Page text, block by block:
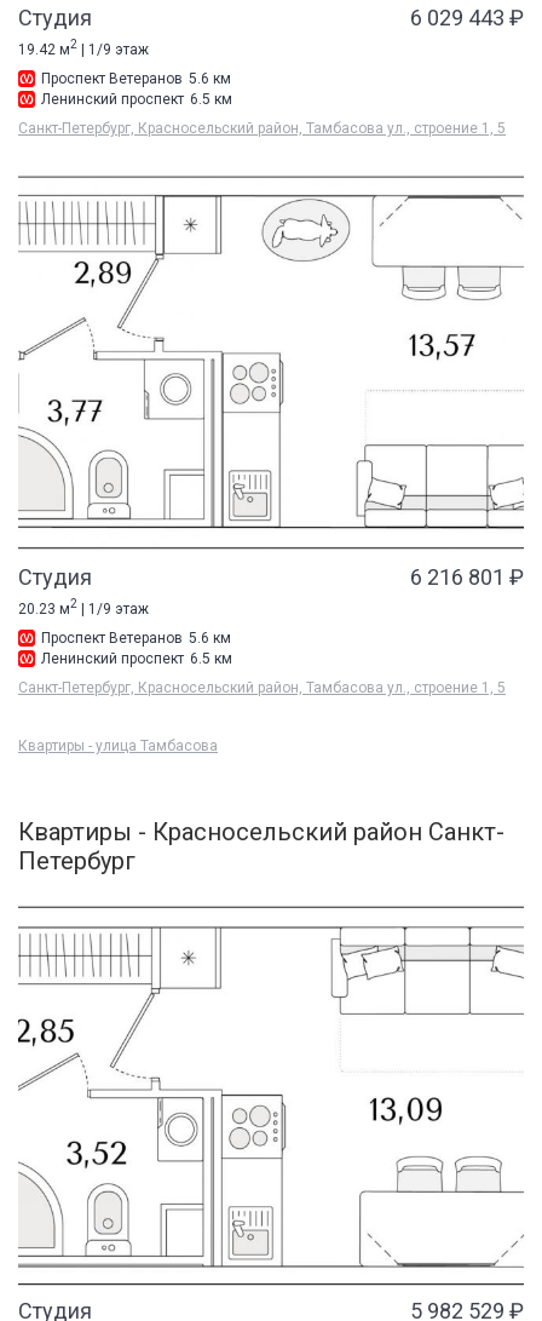
Студия 6 029 443 ₽
19.42 м2 | 1/9 этаж
Проспект Ветеранов 5.6 км
Ленинский проспект 6.5 км
Санкт-Петербург, Красносельский район, Тамбасова ул., строение 1, 5
Студия 6 216 801 ₽
20.23 м2
| 1/9 этаж
Проспект Ветеранов 5.6 км
Ленинский проспект 6.5 км
Санкт-Петербург, Красносельский район, Тамбасова ул., строение 1, 5
Квартиры - улица Тамбасова
Квартиры - Красносельский район Санкт-
Петербург
Студия 5 982 529 ₽